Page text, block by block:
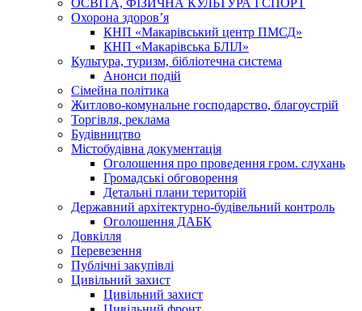
ОСВІТА, ФІЗИЧНА КУЛЬТУРА І СПОРТ
Охорона здоров’я
КНП «Макарівський центр ПМСД»
КНП «Макарівська БЛІЛ»
Культура, туризм, бібліотечна система
Анонси подій
Сімейна політика
Житлово-комунальне господарство, благоустрій
Торгівля, реклама
Будівництво
Містобудівна документація
Оголошення про проведення гром. слухань
Громадські обговорення
Детальні плани територій
Державний архітектурно-будівельний контроль
Оголошення ДАБК
Довкілля
Перевезення
Публічні закупівлі
Цивільний захист
Цивільний захист